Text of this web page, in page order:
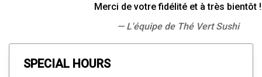
SPECIAL HOURS
Merci de votre fidélité et à très bientôt !
— L'équipe de Thé Vert Sushi